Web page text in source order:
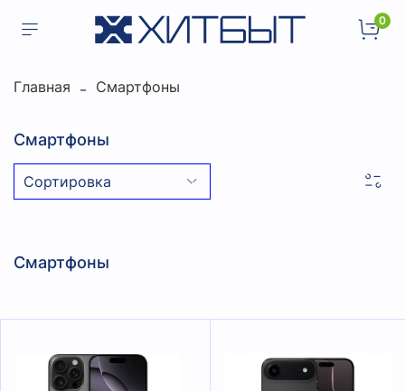
0
Главная Смартфоны
Смартфоны
Смартфоны